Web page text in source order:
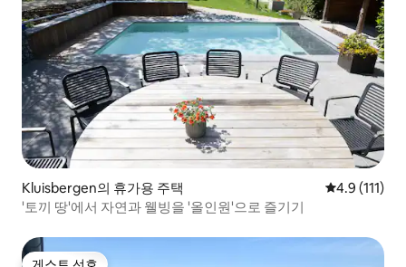
Kluisbergen의 휴가용 주택 평점 4.9점(5
4.9 (111)
'토끼 땅'에서 자연과 웰빙을 '올인원'으로 즐기기